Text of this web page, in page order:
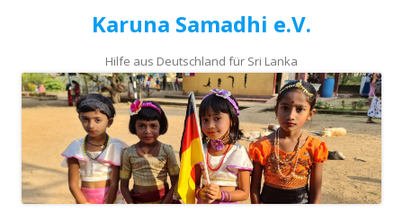
Karuna Samadhi e.V.
Hilfe aus Deutschland für Sri Lanka